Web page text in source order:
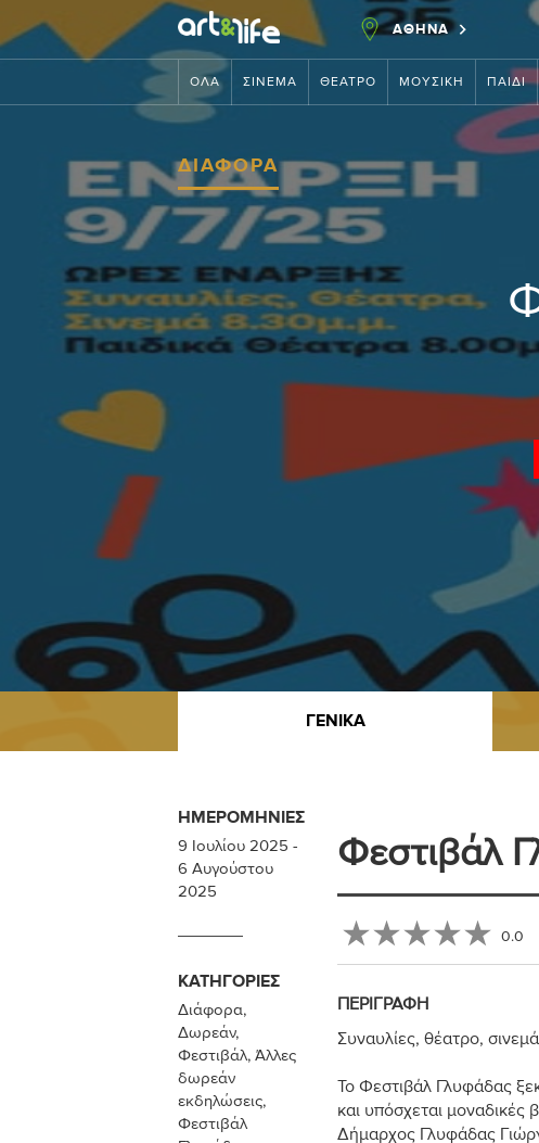
ΑΘΗΝΑ
ΌΛΑ ΣΙΝΕΜΆ ΘΈΑΤΡΟ ΜΟΥΣΙΚΉ ΠΑΙΔΊ
ΔΙΆΦΟΡΑ
ΓΕΝΙΚΆ
ΗΜΕΡΟΜΗΝΊΕΣ
9 Ιουλίου 2025 -
6 Αυγούστου
2025
ΚΑΤΗΓΟΡΊΕΣ
Διάφορα,
Δωρεάν,
Φεστιβάλ, Άλλες
δωρεάν
εκδηλώσεις,
Φεστιβάλ
Φεστιβάλ
0.0
ΠΕΡΙΓΡΑΦΉ
Συναυλίες, θέατρο,
Το Φεστιβάλ Γλυφάδας
και υπόσχεται
Δήμαρχος Γλυφάδας